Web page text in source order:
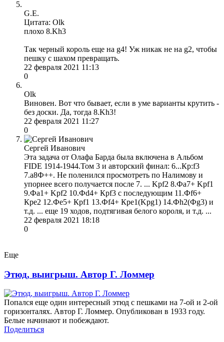
G.E.
Цитата: Olk
плохо 8.Kh3
Так черный король еще на g4! Уж никак не на g2, чтобы
пешку с шахом превращать.
22 февраля 2021 11:13
0
Olk
Виновен. Вот что бывает, если в уме варианты крутить -
без доски. Да, тогда 8.Kh3!
22 февраля 2021 11:27
0
Сергей Иванович
Эта задача от Олафа Барда была включена в Альбом
FIDE 1914-1944.Том 3 и авторский финал: 6...Кр:f3
7.a8Ф++. Не поленился просмотреть по Налимову и
упорнее всего получается после 7. ... Kpf2 8.Фа7+ Kpf1
9.Фа1+ Kpf2 10.Фd4+ Крf3 с последующим 11.Фf6+
Кре2 12.Фе5+ Крf1 13.Фf4+ Кре1(Kpg1) 14.Фh2(Фg3) и
т.д. ... еще 19 ходов, подтягивая белого короля, и т.д. ...
22 февраля 2021 18:18
0
Еще
Этюд, выигрыш. Автор Г. Ломмер
Попался еще один интересный этюд с пешками на 7-ой и 2-ой
горизонталях. Автор Г. Ломмер. Опубликован в 1933 году.
Белые начинают и побеждают.
Поделиться